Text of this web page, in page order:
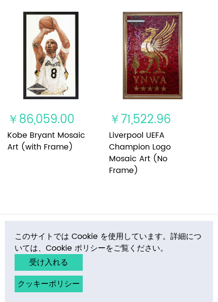
このサイトでは Cookie を使用しています。詳細につ
いては、Cookie ポリシーをご覧ください。
受け入れる
クッキーポリシー
￥86,059.00
Kobe Bryant Mosaic
Art (with Frame)
￥71,522.96
Liverpool UEFA
Champion Logo
Mosaic Art (No
Frame)
インフォメーション
Copyright © 2024 E-MosaicTile.com, Inc. All rights reserved.